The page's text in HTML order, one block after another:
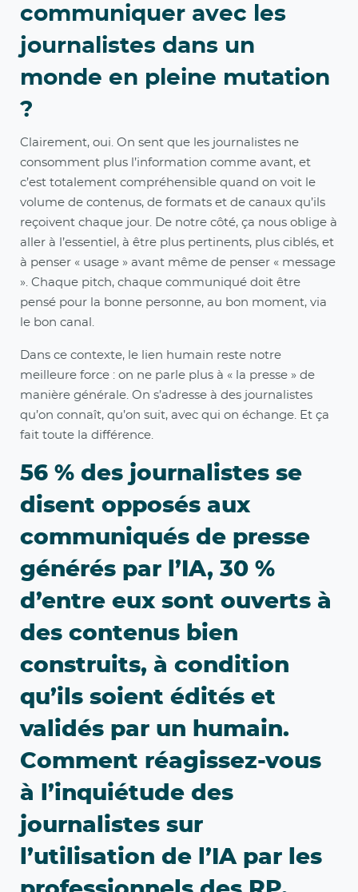
communiquer avec les
journalistes dans un
monde en pleine mutation
?
Clairement, oui. On sent que les journalistes ne
consomment plus l’information comme avant​, et
c’est​ totalement compréhensible quand on voit le
volume de contenus, de formats et de canaux qu’ils
reçoivent chaque jour. De notre côté, ça nous oblige à
aller à l’essentiel, à être plus pertinents, plus ciblés, et
à penser « usage » avant même de penser « message
». Chaque pitch, chaque communiqué doit être
pensé pour la bonne personne, au bon moment, via
le bon canal.
​Dans ce contexte, le lien humain reste​ notre
meilleure ​f​orce : on ne parle plus à « la presse » de
manière générale. On s’adresse à des journalistes
qu’on connaît, qu’on suit, avec qui on échange. Et ça
fait toute la différence.
56 % des journalistes se
disent opposés aux
communiqués de presse
générés par l’IA, 30 %
d’entre eux sont ouverts à
des contenus bien
construits, à condition
qu’ils soient édités et
validés par un humain.
Comment réagissez-vous
à l’inquiétude des
journalistes sur
l’utilisation de l’IA par les